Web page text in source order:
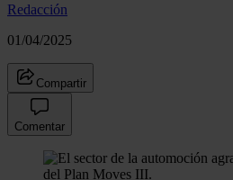
Redacción
01/04/2025
Compartir
Comentar